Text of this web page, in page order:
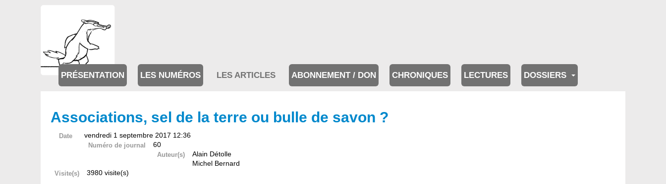
PRÉSENTATION LES NUMÉROS LES ARTICLES ABONNEMENT / DON CHRONIQUES LECTURES DOSSIERS
Associations, sel de la terre ou bulle de savon ?
Date vendredi 1 septembre 2017 12:36
Numéro de journal 60
Auteur(s)
Alain Détolle
Michel Bernard
Visite(s) 3980 visite(s)